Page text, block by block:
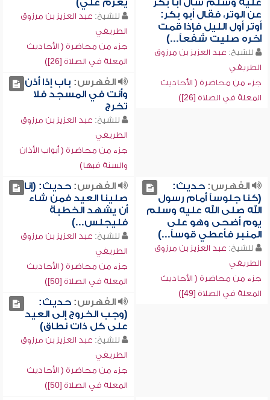
عليه وسلم سأل أبا بكر
عن الوتر، فقال أبو بكر:
أوتر أول الليل فإذا قمت
آخره صليت شفعاً...)
للشيخ: عبد العزيز بن مرزوق
الطريفي
جزء من محاضرة ( الأحاديث
المعلة في الصلاة [26])
يعزم علي)
للشيخ: عبد العزيز بن مرزوق
الطريفي
جزء من محاضرة ( الأحاديث
المعلة في الصلاة [26])
الفهرس: باب إذا أذن
وأنت في المسجد فلا
تخرج
للشيخ: عبد العزيز بن مرزوق
الطريفي
جزء من محاضرة ( أبواب الأذان
والسنة فيها)
الفهرس:حديث:
(كنا جلوساً أمام رسول
الله صلى الله عليه وسلم
يوم أضحى وهو على
المنبر فأعطي قوساً...)
للشيخ: عبد العزيز بن مرزوق
الطريفي
جزء من محاضرة ( الأحاديث
المعلة في الصلاة [49])
الفهرس:حديث: (إنا
صلينا العيد فمن شاء
أن يشهد الخطبة
فليجلس...)
للشيخ: عبد العزيز بن مرزوق
الطريفي
جزء من محاضرة ( الأحاديث
المعلة في الصلاة [50])
الفهرس:حديث:
(وجب الخروج إلى العيد
على كل ذات نطاق)
للشيخ: عبد العزيز بن مرزوق
الطريفي
جزء من محاضرة ( الأحاديث
المعلة في الصلاة [50])